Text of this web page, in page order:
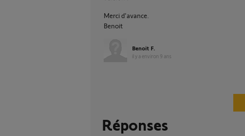
Merci d'avance.
Benoit
Benoit F.
il y a environ 9 ans
Réponses